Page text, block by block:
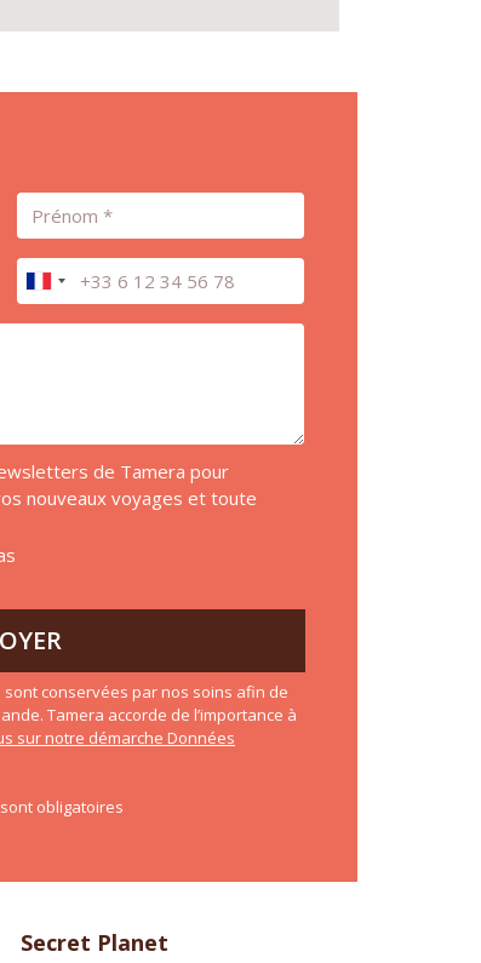
Prénom
Téléphone
de Tamera pour
nouveaux voyages et toute
conservées par nos soins afin de
Tamera accorde de l’importance à
sur notre démarche Données
obligatoires
Secret Planet